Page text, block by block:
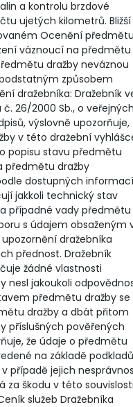
a kontrolu brzdové
ujetých kilometrů. Bližší
Ocenění předmětu
váznoucí na předmětu
dražby neváznou
způsobem
dražebníka: Dražebník
26/2000 Sb., o veřejných
výslovně upozorňuje,
v této dražební
popisu stavu předmětu
předmětu dražby
dostupných
jakkoli technický stav
případné vady předmětu
s údajem obsaženým
dražebníka
přednost. Dražebník
žádné vlastnosti
nesl jakoukoli
předmětu dražby se
dražby a dbát přitom
příslušných pověřených
že údaje o předmětu
na základě podkladů
případě jejich
za škodu v této souvislosti
služeb Dražebníka